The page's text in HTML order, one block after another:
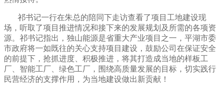
祁书记一行在朱总的陪同下走访查看了项目工地建设现
场，听取了项目推进情况和接下来的发展规划及所需的各项资
源。祁书记指出，独山能源是省重大产业项目之一， 平湖市委
市政府将一如既往的关心支持项目建设， 鼓励公司在保证安全
的前提下，抢抓进度、积极推进，将其打造成当地的样板工
厂、智能工厂、绿色工厂，围绕高质量发展的目标，切实践行
民营经济的支撑作用，为当地建设做出新贡献！